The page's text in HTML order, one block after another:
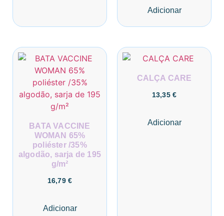
Adicionar
BATA VACCINE
WOMAN 65%
poliéster /35%
algodão, sarja de 195
g/m²
16,79 €
Adicionar
CALÇA CARE
13,35 €
Adicionar